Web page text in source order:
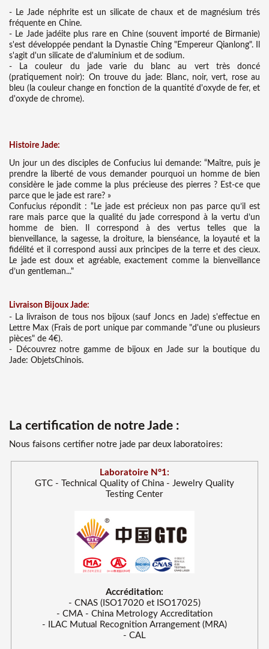
- Le Jade néphrite est un silicate de chaux et de magnésium trés
fréquente en Chine.
- Le Jade jadéite plus rare en Chine (souvent importé de Birmanie)
s'est développée pendant la Dynastie Ching "Empereur Qianlong". Il
s'agit d'un silicate de d'aluminium et de sodium.
- La couleur du jade varie du blanc au vert très doncé
(pratiquement noir): On trouve du jade: Blanc, noir, vert, rose au
bleu (la couleur change en fonction de la quantité d'oxyde de fer, et
d'oxyde de chrome).
Histoire Jade:
Un jour un des disciples de Confucius lui demande: “Maître, puis je
prendre la liberté de vous demander pourquoi un homme de bien
considère le jade comme la plus précieuse des pierres ? Est-ce que
parce que le jade est rare? »
Confucius répondit : “Le jade est précieux non pas parce qu’il est
rare mais parce que la qualité du jade correspond à la vertu d’un
homme de bien. Il correspond à des vertus telles que la
bienveillance, la sagesse, la droiture, la bienséance, la loyauté et la
fidélité et il correspond aussi aux principes de la terre et des cieux.
Le jade est doux et agréable, exactement comme la bienveillance
d’un gentleman..."
Livraison Bijoux Jade:
- La livraison de tous nos bijoux (sauf Joncs en Jade) s'effectue en
Lettre Max (Frais de port unique par commande "d'une ou plusieurs
pièces" de 4€).
- Découvrez notre gamme de bijoux en Jade sur la boutique du
Jade: ObjetsChinois.
La certification de notre Jade :
Nous faisons certifier notre jade par deux laboratoires:
Laboratoire N°1:
GTC - Technical Quality of China - Jewelry Quality
Testing Center
Accréditation:
- CNAS (ISO17020 et ISO17025)
- CMA - China Metrology Accreditation
- ILAC Mutual Recognition Arrangement (MRA)
- CAL